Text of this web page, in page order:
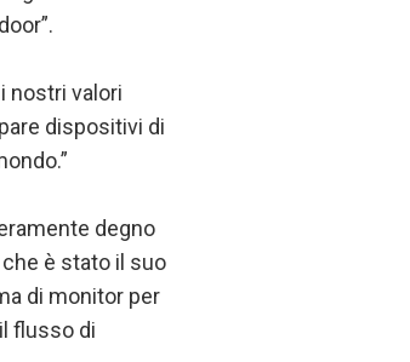
nostri valori
dispositivi di
degno
è stato il suo
di monitor per
flusso di